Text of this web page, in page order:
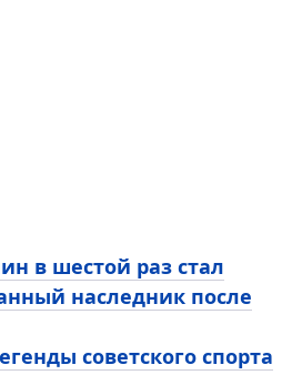
в шестой раз стал
наследник после
советского спорта